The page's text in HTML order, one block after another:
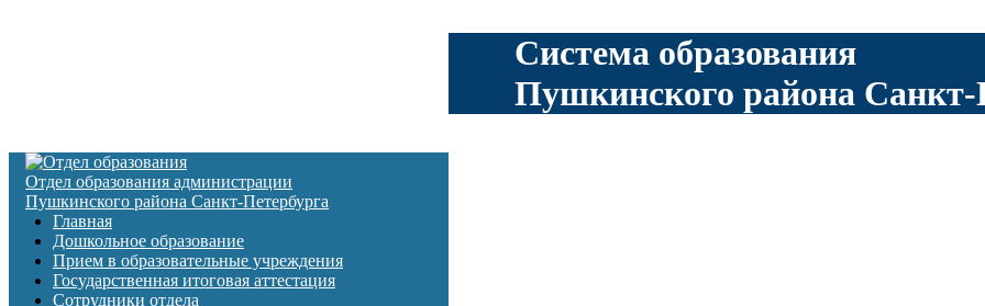
Система образования
Пушкинского района Санкт-
Отдел образования администрации
Пушкинского района Санкт-Петербурга
Главная
Дошкольное образование
Прием в образовательные учреждения
Государственная итоговая аттестация
Сотрудники отдела